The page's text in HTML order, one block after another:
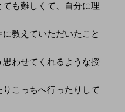
も難しくて、自分に理
教えていただいたこと
わせてくれるような授
こっちへ行ったりして